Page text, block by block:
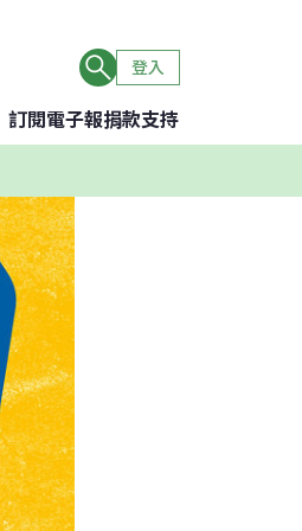
登入
訂閱電子報捐款支持